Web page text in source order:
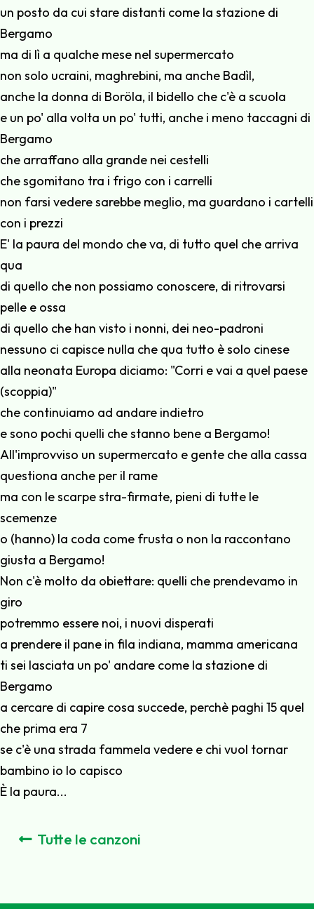
un posto da cui stare distanti come la stazione di
Bergamo
ma di lì a qualche mese nel supermercato
non solo ucraini, maghrebini, ma anche Badìl,
anche la donna di Boröla, il bidello che c'è a scuola
e un po' alla volta un po' tutti, anche i meno taccagni di
Bergamo
che arraffano alla grande nei cestelli
che sgomitano tra i frigo con i carrelli
non farsi vedere sarebbe meglio, ma guardano i cartelli
con i prezzi
E' la paura del mondo che va, di tutto quel che arriva
qua
di quello che non possiamo conoscere, di ritrovarsi
pelle e ossa
di quello che han visto i nonni, dei neo-padroni
nessuno ci capisce nulla che qua tutto è solo cinese
alla neonata Europa diciamo: "Corri e vai a quel paese
(scoppia)"
che continuiamo ad andare indietro
e sono pochi quelli che stanno bene a Bergamo!
All'improvviso un supermercato e gente che alla cassa
questiona anche per il rame
ma con le scarpe stra-firmate, pieni di tutte le
scemenze
o (hanno) la coda come frusta o non la raccontano
giusta a Bergamo!
Non c'è molto da obiettare: quelli che prendevamo in
giro
potremmo essere noi, i nuovi disperati
a prendere il pane in fila indiana, mamma americana
ti sei lasciata un po' andare come la stazione di
Bergamo
a cercare di capire cosa succede, perchè paghi 15 quel
che prima era 7
se c'è una strada fammela vedere e chi vuol tornar
bambino io lo capisco
È la paura...
Tutte le canzoni